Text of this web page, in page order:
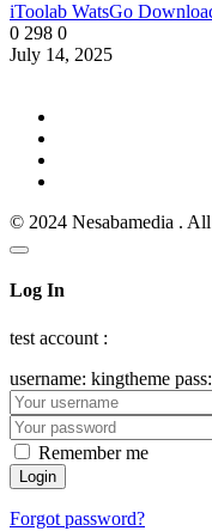
iToolab WatsGo
0 298 0
July 14, 2025
© 2024 Nesabamedia .
Log In
test account :
username: kingtheme
Remember me
Forgot password?